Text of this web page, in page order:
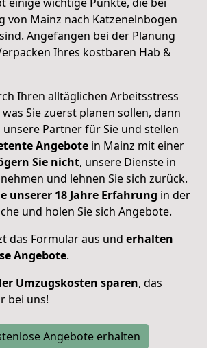
von Mainz nach Katzenelnbogen
Angefangen bei der Planung
Ihres kostbaren Hab &
Ihren alltäglichen Arbeitsstress
Sie zuerst planen sollen, dann
Partner für Sie und stellen
Angebote in Mainz mit einer
Sie nicht, unsere Dienste in
und lehnen Sie sich zurück.
unserer 18 Jahre Erfahrung in der
und holen Sie sich Angebote.
das Formular aus und erhalten
Angebote.
Umzugskosten sparen, das
bei uns!
Angebote erhalten